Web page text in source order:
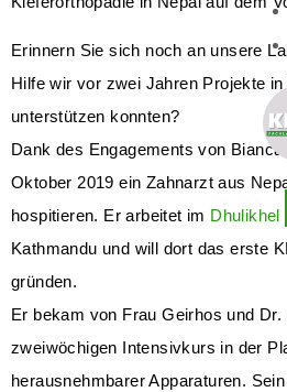
Erinnern Sie sich noch an unsere
Hilfe wir vor zwei Jahren Projekte
unterstützen konnten?
Dank des Engagements von
Oktober 2019 ein Zahnarzt aus
hospitieren. Er arbeitet im Dhulikhel
Kathmandu und will dort das erste
gründen.
Er bekam von Frau Geirhos und
zweiwöchigen Intensivkurs in der
herausnehmbarer Apparaturen.